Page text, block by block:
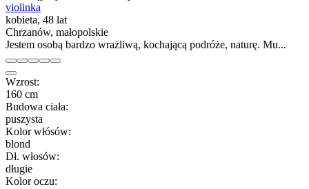
violinka
kobieta, 48 lat
Chrzanów, małopolskie
Jestem osobą bardzo wrażliwą, kochającą podróże, naturę. Mu...
Wzrost:
160 cm
Budowa ciała:
puszysta
Kolor włósów:
blond
Dł. włosów:
długie
Kolor oczu: